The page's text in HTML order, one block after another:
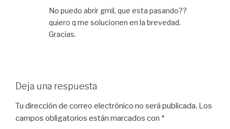
No puedo abrir gmil, que esta pasando??
quiero q me solucionen en la brevedad.
Gracias.
Deja una respuesta
Tu dirección de correo electrónico no será publicada. Los
campos obligatorios están marcados con *